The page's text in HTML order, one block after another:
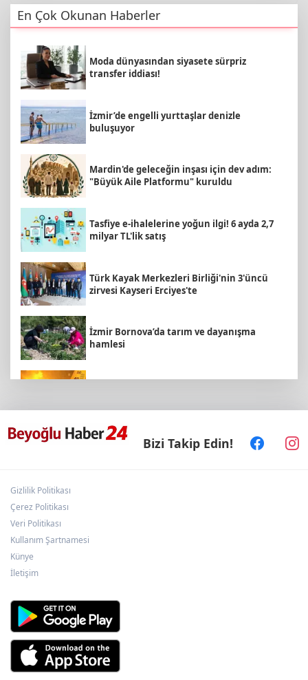
En Çok Okunan Haberler
Moda dünyasından siyasete sürpriz
transfer iddiası!
İzmir’de engelli yurttaşlar denizle
buluşuyor
Mardin'de geleceğin inşası için dev adım:
"Büyük Aile Platformu" kuruldu
Tasfiye e-ihalelerine yoğun ilgi! 6 ayda 2,7
milyar TL'lik satış
Türk Kayak Merkezleri Birliği'nin 3'üncü
zirvesi Kayseri Erciyes'te
İzmir Bornova’da tarım ve dayanışma
hamlesi
Kayseri Talas'a yeni müze geliyor
Bizi Takip Edin!
Gizlilik Politikası
Çerez Politikası
Veri Politikası
Kullanım Şartnamesi
Künye
İletişim